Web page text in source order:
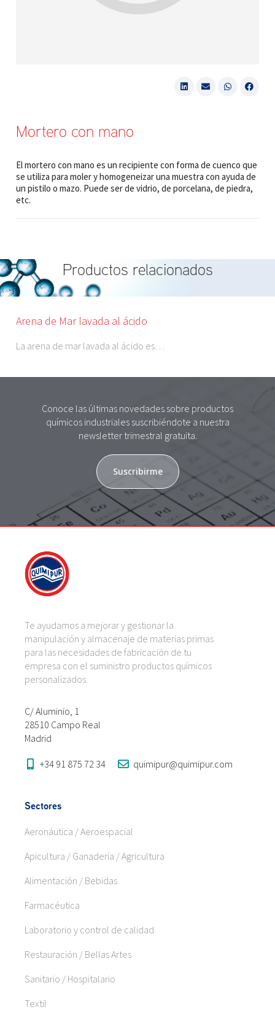
Mortero con mano
El mortero con mano es un recipiente con forma de cuenco que
se utiliza para moler y homogeneizar una muestra con ayuda de
un pistilo o mazo. Puede ser de vidrio, de porcelana, de piedra,
etc.
Productos relacionados
Arena de Mar lavada al ácido
La arena de mar lavada al ácido es…
Conoce las últimas novedades sobre productos
químicos industriales suscribiéndote a nuestra
newsletter trimestral gratuita.
Suscribirme
Te ayudamos a mejorar y gestionar la
manipulación y almacenaje de materias primas
para las necesidades de fabricación de tu
empresa con el suministro productos químicos
personalizados.
C/ Aluminio, 1
28510 Campo Real
Madrid
+34 91 875 72 34 quimipur@quimipur.com
Sectores
Aeronáutica / Aeroespacial
Apicultura / Ganadería / Agricultura
Alimentación / Bebidas
Farmacéutica
Laboratorio y control de calidad
Restauración / Bellas Artes
Sanitario / Hospitalario
Textil